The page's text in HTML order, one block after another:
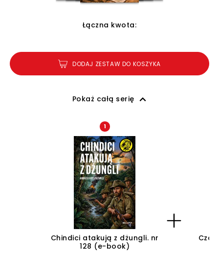
Łączna kwota:
DODAJ ZESTAW DO KOSZYKA
Pokaż całą serię
1
Chindici atakują z dżungli. nr
128 (e-book)